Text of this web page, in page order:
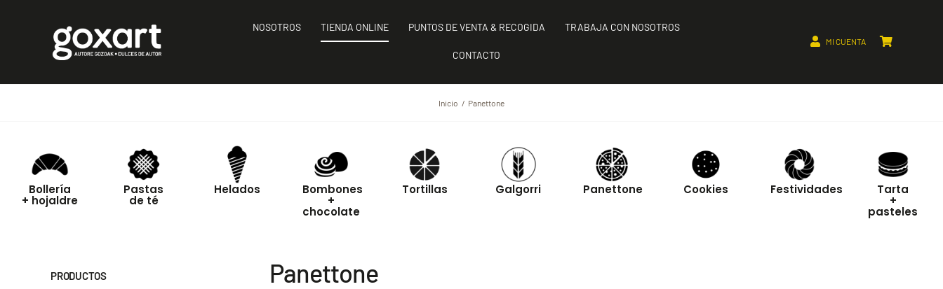
NOSOTROS TIENDA ONLINE PUNTOS DE VENTA & RECOGIDA TRABAJA CON NOSOTROS
CONTACTO
MI CUENTA
Inicio Panettone
Bollería
+ hojaldre
Pastas
de té
Helados Bombones
+
chocolate
Tortillas Galgorri Panettone Cookies Festividades Tarta
+
pasteles
PRODUCTOS Panettone